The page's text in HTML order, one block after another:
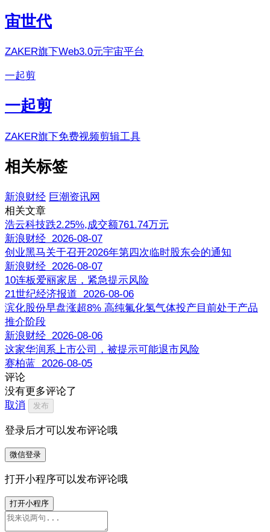
宙世代
ZAKER旗下Web3.0元宇宙平台
一起剪
一起剪
ZAKER旗下免费视频剪辑工具
相关标签
新浪财经 巨潮资讯网
相关文章
浩云科技跌2.25%,成交额761.74万元
新浪财经 2026-08-07
创业黑马关于召开2026年第四次临时股东会的通知
新浪财经 2026-08-07
10连板爱丽家居，紧急提示风险
21世纪经济报道 2026-08-06
滨化股份早盘涨超8% 高纯氟化氢气体投产目前处于产品
推介阶段
新浪财经 2026-08-06
这家华润系上市公司，被提示可能退市风险
赛柏蓝 2026-08-05
评论
没有更多评论了
取消
发布
登录后才可以发布评论哦
微信登录
打开小程序可以发布评论哦
打开小程序